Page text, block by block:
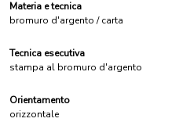
Materia e tecnica
bromuro d'argento / carta
Tecnica esecutiva
stampa al bromuro d'argento
Orientamento
orizzontale